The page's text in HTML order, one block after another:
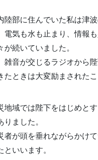
陸部に住んでいた私は津
電気も水も止まり、情報
が続いていました。
雑音が交じるラジオから
たときは大変励まされたこ
地域では陛下をはじめと
りました。
者が頭を垂れながらかけ
といいます。